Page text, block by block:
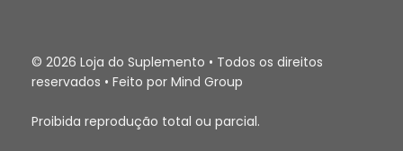
© 2026 Loja do Suplemento • Todos os direitos
reservados • Feito por Mind Group
Proibida reprodução total ou parcial.